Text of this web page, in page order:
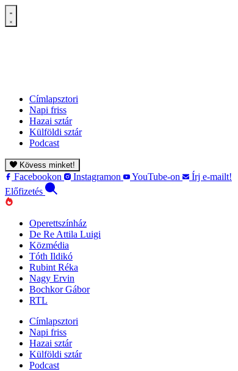
Címlapsztori
Napi friss
Hazai sztár
Külföldi sztár
Podcast
Kövess minket!
Facebookon Instagramon YouTube-on
Írj e-mailt!
Előfizetés
Operettszínház
De Re Attila Luigi
Közmédia
Tóth Ildikó
Rubint Réka
Nagy Ervin
Bochkor Gábor
RTL
Címlapsztori
Napi friss
Hazai sztár
Külföldi sztár
Podcast